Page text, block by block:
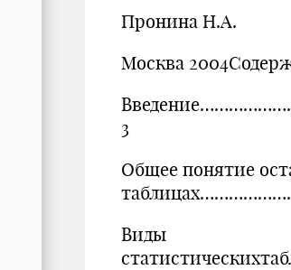
Пронина Н.А.
Москва
3
Общее понятие
Виды